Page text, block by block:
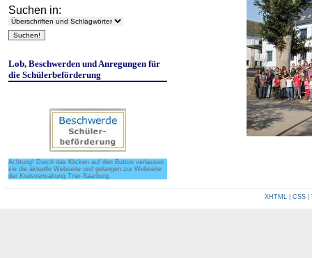
Suchen in:
Lob, Beschwerden und Anregungen für
die Schülerbeförderung
Achtung! Durch das Klicken auf den Button verlassen
sie die aktuelle Webseite und gelangen zur Webseite
der Kreisverwaltung Trier-Saarburg.
XHTML |CSS |